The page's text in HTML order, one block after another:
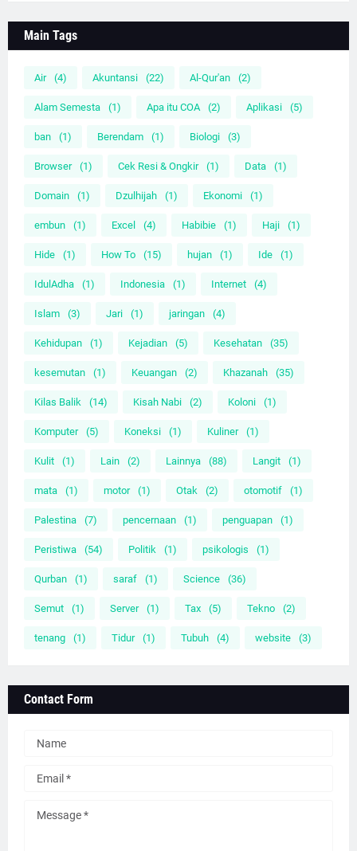
Main Tags
Air (4) Akuntansi (22) Al-Qur'an (2)
Alam Semesta (1) Apa itu COA (2) Aplikasi (5)
ban (1) Berendam (1) Biologi (3)
Browser (1) Cek Resi & Ongkir (1) Data (1)
Domain (1) Dzulhijah (1) Ekonomi (1)
embun (1) Excel (4) Habibie (1) Haji (1)
Hide (1) How To (15) hujan (1) Ide (1)
IdulAdha (1) Indonesia (1) Internet (4)
Islam (3) Jari (1) jaringan (4)
Kehidupan (1) Kejadian (5) Kesehatan (35)
kesemutan (1) Keuangan (2) Khazanah (35)
Kilas Balik (14) Kisah Nabi (2) Koloni (1)
Komputer (5) Koneksi (1) Kuliner (1)
Kulit (1) Lain (2) Lainnya (88) Langit (1)
mata (1) motor (1) Otak (2) otomotif (1)
Palestina (7) pencernaan (1) penguapan (1)
Peristiwa (54) Politik (1) psikologis (1)
Qurban (1) saraf (1) Science (36)
Semut (1) Server (1) Tax (5) Tekno (2)
tenang (1) Tidur (1) Tubuh (4) website (3)
Contact Form